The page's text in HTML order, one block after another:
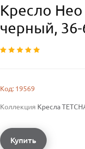
Кресло
черный, 36-
Код: 19569
Коллекция Кресла
Купить